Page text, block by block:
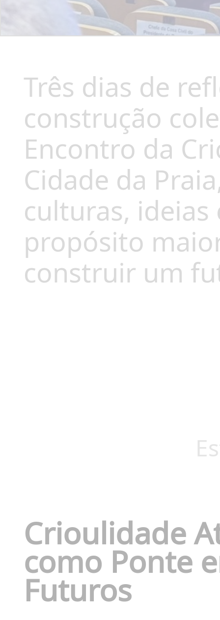
Três dias de
construção
Encontro da
Cidade da
culturas,
propósito
construir um
Crioulidade
como Ponte
Futuros